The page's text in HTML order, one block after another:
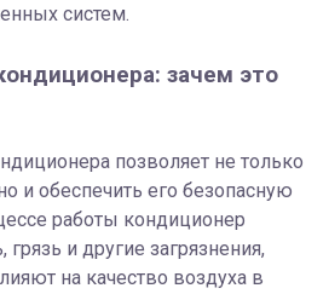
систем.
зачем это
позволяет не только
и обеспечить его безопасную
работы кондиционер
и другие загрязнения,
на качество воздуха в